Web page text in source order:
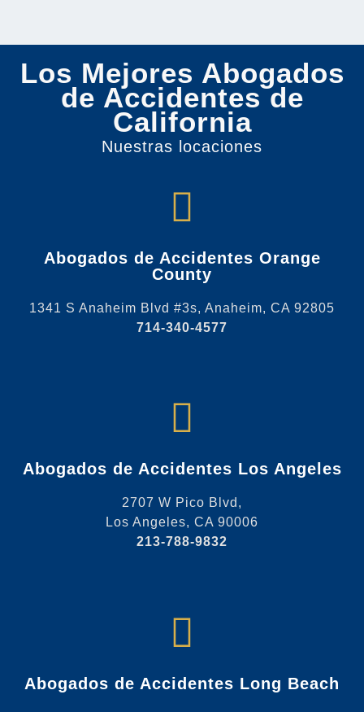
Los Mejores Abogados
de Accidentes de
California
Nuestras locaciones
Abogados de Accidentes Orange
County
1341 S Anaheim Blvd #3s, Anaheim, CA 92805
714-340-4577
Abogados de Accidentes Los Angeles
2707 W Pico Blvd,
Los Angeles, CA 90006
213-788-9832
Abogados de Accidentes Long Beach